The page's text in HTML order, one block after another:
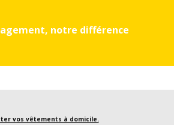
notre différence
vos vêtements à domicile.